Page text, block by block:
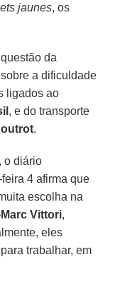
jaunes, os
da
a dificuldade
ligados ao
, e do transporte
.
, o diário
4 afirma que
escolha na
Vittori,
eles
trabalhar, em